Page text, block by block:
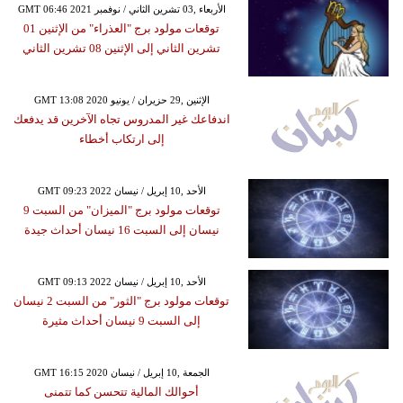
GMT 06:46 2021 الأربعاء ,03 تشرين الثاني / نوفمبر
توقعات مولود برج "العذراء" من الإثنين 01
تشرين الثاني إلى الإثنين 08 تشرين الثاني
GMT 13:08 2020 الإثنين ,29 حزيران / يونيو
اندفاعك غير المدروس تجاه الآخرين قد يدفعك
إلى ارتكاب أخطاء
GMT 09:23 2022 الأحد ,10 إبريل / نيسان
توقعات مولود برج "الميزان" من السبت 9
نيسان إلى السبت 16 نيسان أحداث جيدة
GMT 09:13 2022 الأحد ,10 إبريل / نيسان
توقعات مولود برج "الثور" من السبت 2 نيسان
إلى السبت 9 نيسان أحداث مثيرة
GMT 16:15 2020 الجمعة ,10 إبريل / نيسان
أحوالك المالية تتحسن كما تتمنى